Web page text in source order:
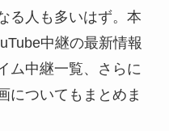
る人も多いはず。本
中継の最新情報
ム中継一覧、さらに
についてもまとめま